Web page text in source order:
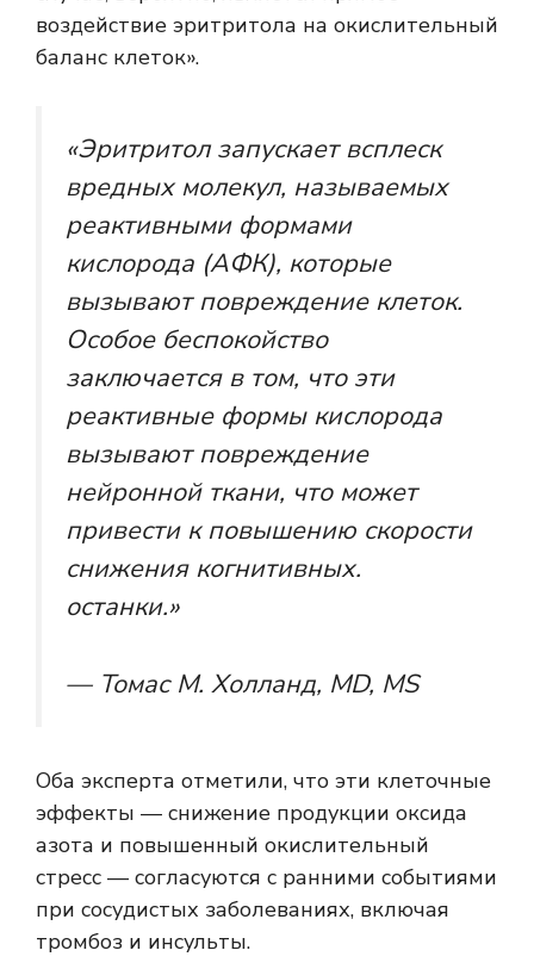
воздействие эритритола на окислительный
баланс клеток».
«Эритритол запускает всплеск
вредных молекул, называемых
реактивными формами
кислорода (АФК), которые
вызывают повреждение клеток.
Особое беспокойство
заключается в том, что эти
реактивные формы кислорода
вызывают повреждение
нейронной ткани, что может
привести к повышению скорости
снижения когнитивных.
останки.»
— Томас М. Холланд, MD, MS
Оба эксперта отметили, что эти клеточные
эффекты — снижение продукции оксида
азота и повышенный окислительный
стресс — согласуются с ранними событиями
при сосудистых заболеваниях, включая
тромбоз и инсульты.